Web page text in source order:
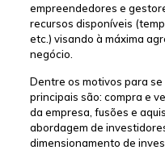
empreendedores e
recursos disponíveis
etc.) visando à máxima
negócio.
Dentre os motivos para se
principais são: compra e
da empresa, fusões e
abordagem de
dimensionamento de